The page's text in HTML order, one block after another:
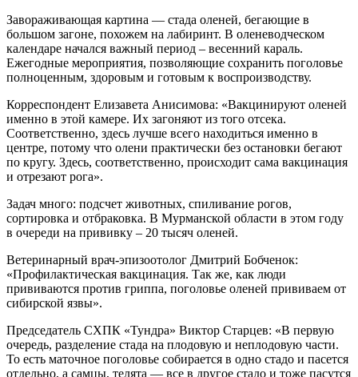
Завораживающая картина — стада оленей, бегающие в
большом загоне, похожем на лабиринт. В оленеводческом
календаре начался важный период – весенний караль.
Ежегодные мероприятия, позволяющие сохранить поголовье
полноценным, здоровым и готовым к воспроизводству.
Корреспондент Елизавета Анисимова: «Вакцинируют оленей
именно в этой камере. Их загоняют из того отсека.
Соответственно, здесь лучше всего находиться именно в
центре, потому что олени практически без остановки бегают
по кругу. Здесь, соответственно, происходит сама вакцинация
и отрезают рога».
Задач много: подсчет животных, спиливание рогов,
сортировка и отбраковка. В Мурманской области в этом году
в очереди на прививку – 20 тысяч оленей.
Ветеринарный врач-эпизоотолог Дмитрий Бобченок:
«Профилактическая вакцинация. Так же, как люди
прививаются против гриппа, поголовье оленей прививаем от
сибирской язвы».
Председатель СХПК «Тундра» Виктор Старцев: «В первую
очередь, разделение стада на плодовую и неплодовую части.
То есть маточное поголовье собирается в одно стадо и пасется
отдельно, а самцы, телята — все в другое стадо и тоже пасутся